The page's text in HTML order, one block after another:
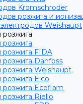
Kromschroder
розжига и
Weishaupt
FIDA
Danfoss
Weishaupt
Elco
Ecoflam
Riello